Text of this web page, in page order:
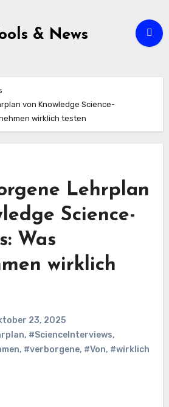
& News
von Knowledge Science-
wirklich testen
Lehrplan
Science-
Was
wirklich
23, 2025
, #ScienceInterviews,
, #verborgene, #Von, #wirklich